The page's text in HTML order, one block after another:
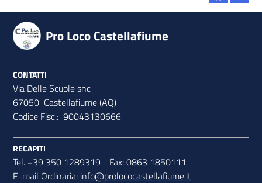
Pro Loco Castellafiume
CONTATTI
Via Delle Scuole snc
67050 Castellafiume (AQ)
Codice Fisc.: 90043130666
RECAPITI
Tel. +39 350 1289319 - Fax: 0863 1850111
E-mail Ordinaria: info@prolococastellafiume.it